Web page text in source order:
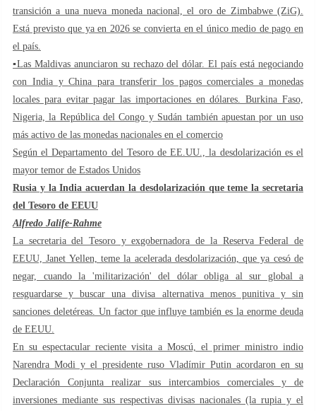
transición a una nueva moneda nacional, el oro de Zimbabwe (ZiG).
Está previsto que ya en 2026 se convierta en el único medio de pago en
el país.
▪️Las Maldivas anunciaron su rechazo del dólar. El país está negociando
con India y China para transferir los pagos comerciales a monedas
locales para evitar pagar las importaciones en dólares. Burkina Faso,
Nigeria, la República del Congo y Sudán también apuestan por un uso
más activo de las monedas nacionales en el comercio
Según el Departamento del Tesoro de EE.UU., la desdolarización es el
mayor temor de Estados Unidos
Rusia y la India acuerdan la desdolarización que teme la secretaria
del Tesoro de EEUU
Alfredo Jalife-Rahme
La secretaria del Tesoro y exgobernadora de la Reserva Federal de
EEUU, Janet Yellen, teme la acelerada desdolarización, que ya cesó de
negar, cuando la 'militarización' del dólar obliga al sur global a
resguardarse y buscar una divisa alternativa menos punitiva y sin
sanciones deletéreas. Un factor que influye también es la enorme deuda
de EEUU.
En su espectacular reciente visita a Moscú, el primer ministro indio
Narendra Modi y el presidente ruso Vladímir Putin acordaron en su
Declaración Conjunta realizar sus intercambios comerciales y de
inversiones mediante sus respectivas divisas nacionales (la rupia y el